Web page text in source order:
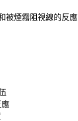
被煙霧阻視線的反應
應